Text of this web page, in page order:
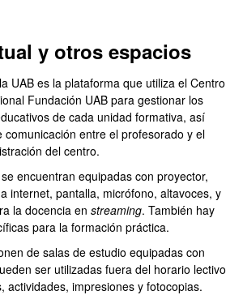
y otros espacios
UAB es la plataforma que utiliza el Centro
Fundación UAB para gestionar los
de cada unidad formativa, así
comunicación entre el profesorado y el
del centro.
encuentran equipadas con proyector,
internet, pantalla, micrófono, altavoces, y
la docencia en streaming. También hay
para la formación práctica.
de salas de estudio equipadas con
ser utilizadas fuera del horario lectivo
actividades, impresiones y fotocopias.